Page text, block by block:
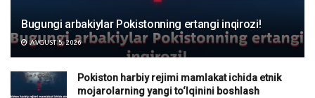
Bugungi arbakiylar Pokistonning ertangi inqirozi!
AVGUST 5, 2026
Pokiston harbiy rejimi mamlakat ichida etnik
mojarolarning yangi to‘lqinini boshlash